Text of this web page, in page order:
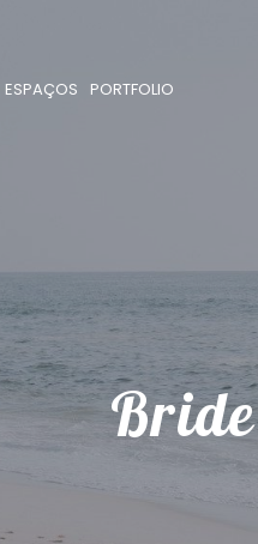
ESPAÇOS
PORTFOLIO